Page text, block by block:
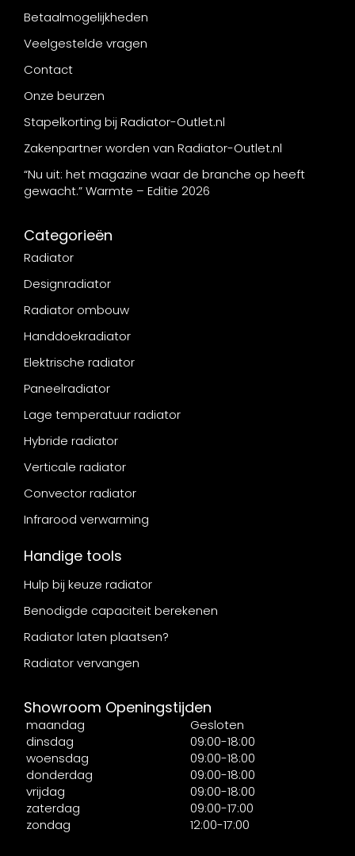
Betaalmogelijkheden
Veelgestelde vragen
Contact
Onze beurzen
Stapelkorting bij Radiator-Outlet.nl
Zakenpartner worden van Radiator-Outlet.nl
“Nu uit: het magazine waar de branche op heeft
gewacht.” Warmte – Editie 2026
Categorieën
Radiator
Designradiator
Radiator ombouw
Handdoekradiator
Elektrische radiator
Paneelradiator
Lage temperatuur radiator
Hybride radiator
Verticale radiator
Convector radiator
Infrarood verwarming
Handige tools
Hulp bij keuze radiator
Benodigde capaciteit berekenen
Radiator laten plaatsen?
Radiator vervangen
Showroom Openingstijden
maandag
Gesloten
dinsdag
09:00-18:00
woensdag
09:00-18:00
donderdag
09:00-18:00
vrijdag
09:00-18:00
zaterdag
09:00-17:00
zondag
12:00-17:00